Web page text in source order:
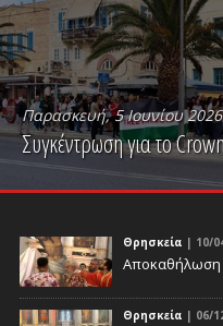
Παρασκευή, 5 Ιουνίου 2026
Συγκέντρωση για το
PLAY VIDEO
Θρησκεία | 10/
Αποκαθήλωση
Θρησκεία | 06/